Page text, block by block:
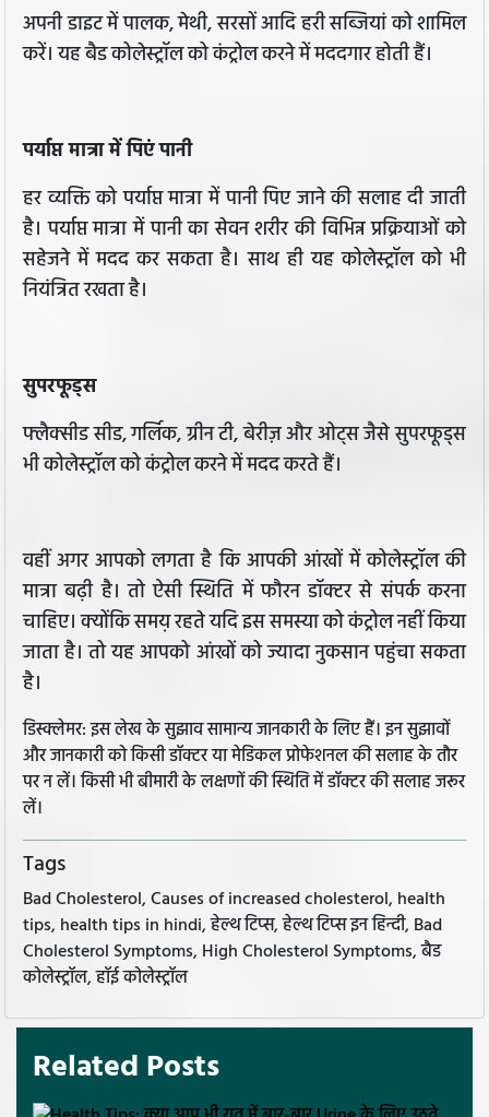
अपनी डाइट में पालक, मेथी, सरसों आदि हरी सब्जियां को शामिल
करें। यह बैड कोलेस्ट्रॉल को कंट्रोल करने में मददगार होती हैं।
पर्याप्त मात्रा में पिएं पानी
हर व्यक्ति को पर्याप्त मात्रा में पानी पिए जाने की सलाह दी जाती
है। पर्याप्त मात्रा में पानी का सेवन शरीर की विभिन्न प्रक्रियाओं को
सहेजने में मदद कर सकता है। साथ ही यह कोलेस्ट्रॉल को भी
नियंत्रित रखता है।
सुपरफूड्स
फ्लैक्सीड सीड, गर्लिक, ग्रीन टी, बेरीज़ और ओट्स जैसे सुपरफूड्स
भी कोलेस्ट्रॉल को कंट्रोल करने में मदद करते हैं।
वहीं अगर आपको लगता है कि आपकी आंखों में कोलेस्ट्रॉल की
मात्रा बढ़ी है। तो ऐसी स्थिति में फौरन डॉक्टर से संपर्क करना
चाहिए। क्योंकि समय़ रहते यदि इस समस्या को कंट्रोल नहीं किया
जाता है। तो यह आपको आंखों को ज्यादा नुकसान पहुंचा सकता
है।
डिस्क्लेमर: इस लेख के सुझाव सामान्य जानकारी के लिए हैं। इन सुझावों
और जानकारी को किसी डॉक्टर या मेडिकल प्रोफेशनल की सलाह के तौर
पर न लें। किसी भी बीमारी के लक्षणों की स्थिति में डॉक्टर की सलाह जरूर
लें।
Tags
Bad Cholesterol, Causes of increased cholesterol, health
tips, health tips in hindi, हेल्थ टिप्स, हेल्थ टिप्स इन हिन्दी, Bad
Cholesterol Symptoms, High Cholesterol Symptoms, बैड
कोलेस्ट्रॉल, हॉई कोलेस्ट्रॉल
Related Posts